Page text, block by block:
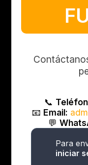
📞
📧 Email:
💬
Para
iniciar